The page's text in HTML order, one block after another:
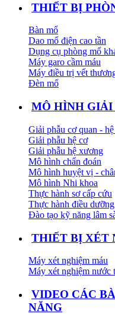
THIẾT BỊ
Bàn mổ
Dao mổ điện cao tần
Dụng cụ phòng mổ
Máy garo cầm máu
Máy điều trị vết
Đèn mổ
MÔ HÌNH GIẢI
Giải phẫu cơ quan -
Giải phẫu hệ cơ
Giải phẫu hệ xương
Mô hình chẩn đoán
Mô hình huyệt vị -
Mô hình Nhi khoa
Thực hành sơ cấp cứu
Thực hành điều dưỡng
Đào tạo kỹ năng lâm
THIẾT BỊ XÉT
Máy xét nghiệm máu
Máy xét nghiệm nước
VIDEO CÁC
NĂNG